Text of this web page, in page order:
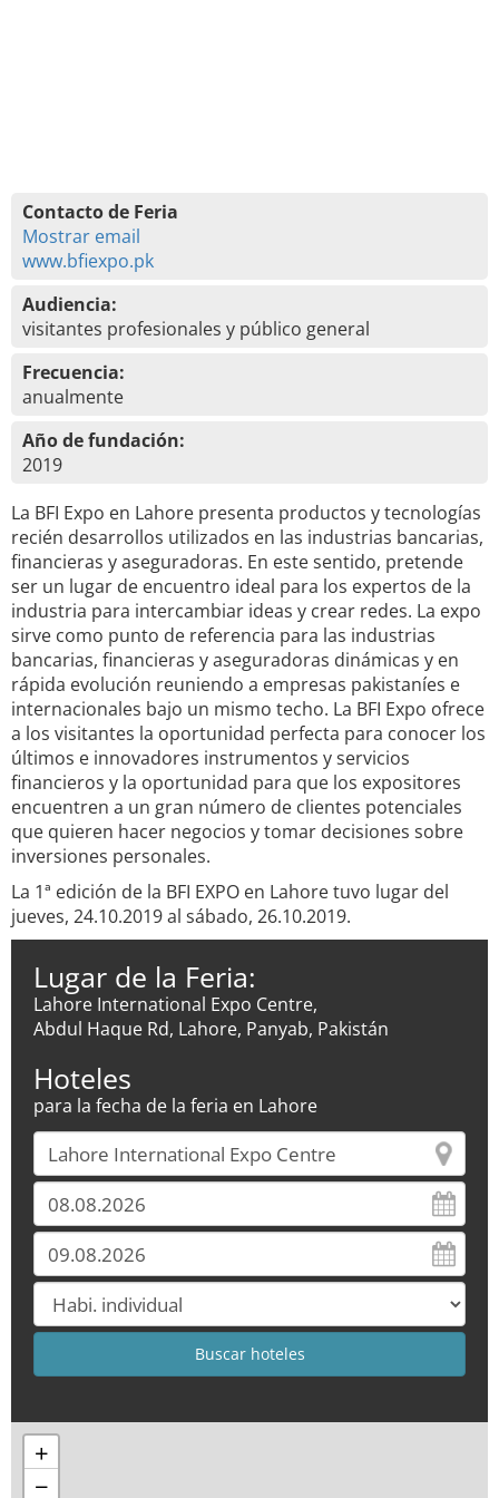
Contacto de Feria
Mostrar email
www.bfiexpo.pk
Audiencia:
visitantes profesionales y público general
Frecuencia:
anualmente
Año de fundación:
2019
La BFI Expo en Lahore presenta productos y tecnologías
recién desarrollos utilizados en las industrias bancarias,
financieras y aseguradoras. En este sentido, pretende
ser un lugar de encuentro ideal para los expertos de la
industria para intercambiar ideas y crear redes. La expo
sirve como punto de referencia para las industrias
bancarias, financieras y aseguradoras dinámicas y en
rápida evolución reuniendo a empresas pakistaníes e
internacionales bajo un mismo techo. La BFI Expo ofrece
a los visitantes la oportunidad perfecta para conocer los
últimos e innovadores instrumentos y servicios
financieros y la oportunidad para que los expositores
encuentren a un gran número de clientes potenciales
que quieren hacer negocios y tomar decisiones sobre
inversiones personales.
La 1ª edición de la BFI EXPO en Lahore tuvo lugar del
jueves, 24.10.2019 al sábado, 26.10.2019.
Lugar de la Feria:
Lahore International Expo Centre,
Abdul Haque Rd, Lahore, Panyab, Pakistán
Hoteles
para la fecha de la feria en Lahore
+
−